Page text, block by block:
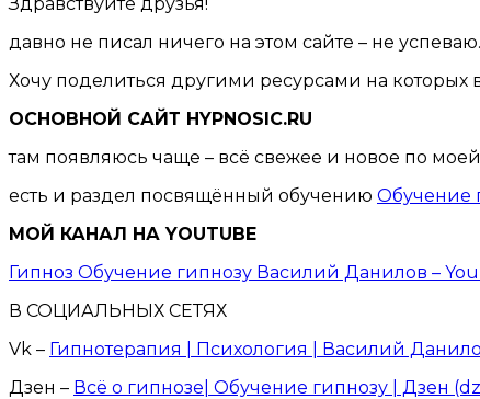
давно не писал ничего на этом сайте – не успеваю.
Хочу поделиться другими ресурсами на
ОСНОВНОЙ САЙТ HYPNOSIC.RU
там появляюсь чаще – всё свежее и новое по
есть и раздел посвящённый обучению Обучение
МОЙ КАНАЛ НА YOUTUBE
Гипноз Обучение гипнозу Василий Данилов –
В СОЦИАЛЬНЫХ СЕТЯХ
Vk – Гипнотерапия | Психология | Василий
Дзен – Всё о гипнозе| Обучение гипнозу | Дзен